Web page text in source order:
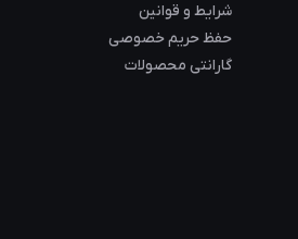
شرایط و قوانین
حفظ حریم خصوصی
گارانتی محصولات